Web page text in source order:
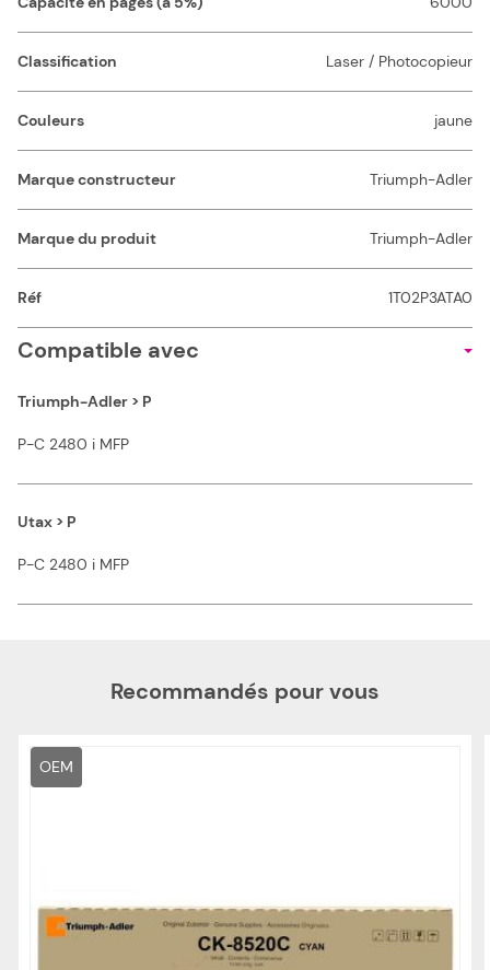
Classification Laser / Photocopieur
Couleurs jaune
Marque constructeur Triumph-Adler
Marque du produit Triumph-Adler
Réf 1T02P3ATA0
Compatible avec
Triumph-Adler > P
P-C 2480 i MFP
Utax > P
P-C 2480 i MFP
Recommandés pour vous
OEM